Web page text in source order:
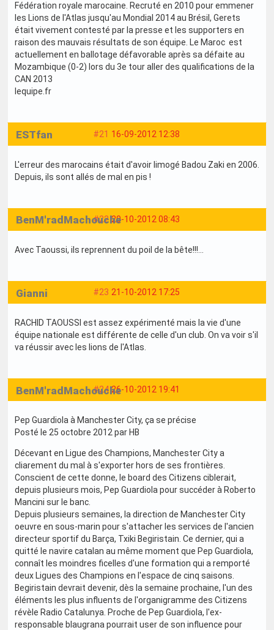
Fédération royale marocaine. Recruté en 2010 pour emmener
les Lions de l'Atlas jusqu'au Mondial 2014 au Brésil, Gerets
était vivement contesté par la presse et les supporters en
raison des mauvais résultats de son équipe. Le Maroc est
actuellement en ballotage défavorable après sa défaite au
Mozambique (0-2) lors du 3e tour aller des qualifications de la
CAN 2013
lequipe.fr
#21 16-09-2012 12:38
ESTfan
L'erreur des marocains était d'avoir limogé Badou Zaki en 2006.
Depuis, ils sont allés de mal en pis !
#22 20-10-2012 08:43
BenM'radMachouche
Avec Taoussi, ils reprennent du poil de la bête!!!...
#23 21-10-2012 17:25
Gianni
RACHID TAOUSSI est assez expérimenté mais la vie d'une
équipe nationale est différente de celle d'un club. On va voir s'il
va réussir avec les lions de l'Atlas.
#24 26-10-2012 19:41
BenM'radMachouche
Pep Guardiola à Manchester City, ça se précise
Posté le 25 octobre 2012 par HB
Décevant en Ligue des Champions, Manchester City a
cliarement du mal à s'exporter hors de ses frontières.
Conscient de cette donne, le board des Citizens ciblerait,
depuis plusieurs mois, Pep Guardiola pour succéder à Roberto
Mancini sur le banc.
Depuis plusieurs semaines, la direction de Manchester City
oeuvre en sous-marin pour s'attacher les services de l'ancien
directeur sportif du Barça, Txiki Begiristain. Ce dernier, qui a
quitté le navire catalan au même moment que Pep Guardiola,
connaît les moindres ficelles d'une formation qui a remporté
deux Ligues des Champions en l'espace de cinq saisons.
Begiristain devrait devenir, dès la semaine prochaine, l'un des
éléments les plus influents de l'organigramme des Citizens
révèle Radio Catalunya. Proche de Pep Guardiola, l'ex-
responsable blaugrana pourrait user de son influence pour